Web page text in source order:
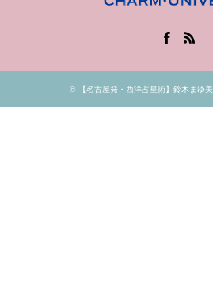
© 【名古屋発・西洋占星術】鈴木まゆ美